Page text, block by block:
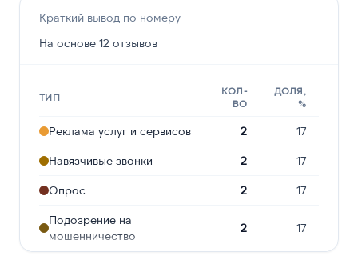
Краткий вывод по номеру
На основе 12 отзывов
ТИП
КОЛ-
ВО
ДОЛЯ,
%
Реклама услуг и сервисов 2 17
Навязчивые звонки 2 17
Опрос 2 17
Подозрение на
мошенничество
2 17